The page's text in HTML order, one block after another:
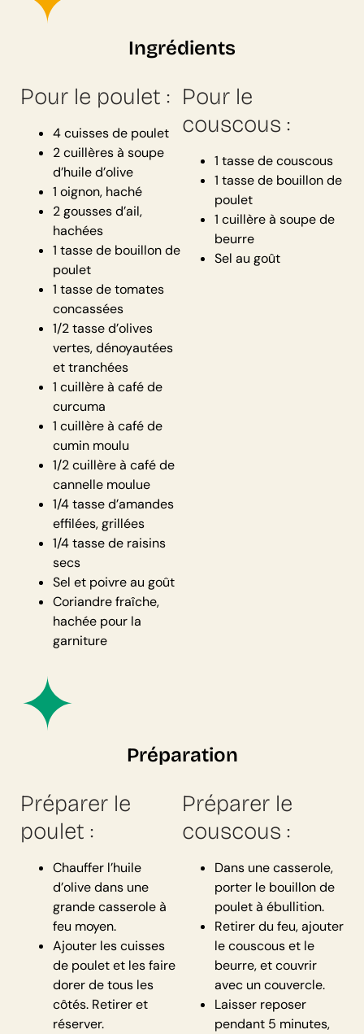
Ingrédients
Pour le poulet :
4 cuisses de poulet
2 cuillères à soupe
d’huile d’olive
1 oignon, haché
2 gousses d’ail,
hachées
1 tasse de bouillon de
poulet
1 tasse de tomates
concassées
1/2 tasse d’olives
vertes, dénoyautées
et tranchées
1 cuillère à café de
curcuma
1 cuillère à café de
cumin moulu
1/2 cuillère à café de
cannelle moulue
1/4 tasse d’amandes
effilées, grillées
1/4 tasse de raisins
secs
Sel et poivre au goût
Coriandre fraîche,
hachée pour la
garniture
Pour le
couscous :
1 tasse de couscous
1 tasse de bouillon de
poulet
1 cuillère à soupe de
beurre
Sel au goût
Préparation
Préparer le
poulet :
Chauffer l’huile
d’olive dans une
grande casserole à
feu moyen.
Ajouter les cuisses
de poulet et les faire
dorer de tous les
côtés. Retirer et
réserver.
Préparer le
couscous :
Dans une casserole,
porter le bouillon de
poulet à ébullition.
Retirer du feu, ajouter
le couscous et le
beurre, et couvrir
avec un couvercle.
Laisser reposer
pendant 5 minutes,